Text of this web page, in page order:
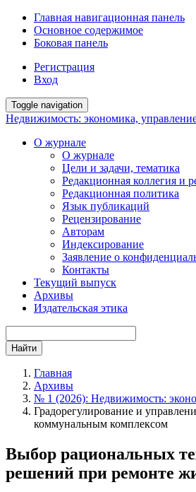
Главная навигационная панель
Основное содержимое
Боковая панель
Регистрация
Вход
Toggle navigation
Недвижимость: экономика,
О журнале
О журнале
Цели и задачи, тематика
Редакционная коллегия и
Редакционная политика
Язык публикаций
Рецензирование
Авторам
Индексирование
Заявление о
Контакты
Текущий выпуск
Архивы
Издательская этика
Найти
Главная
Архивы
№ 1 (2026): Недвижимость:
Градорегулирование и
коммунальным комплексом
Выбор рациональных
решений при ремонте